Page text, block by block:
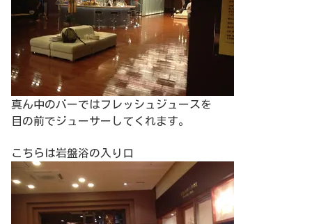
真ん中のバーではフレッシュジュースを
目の前でジューサーしてくれます。
こちらは岩盤浴の入り口